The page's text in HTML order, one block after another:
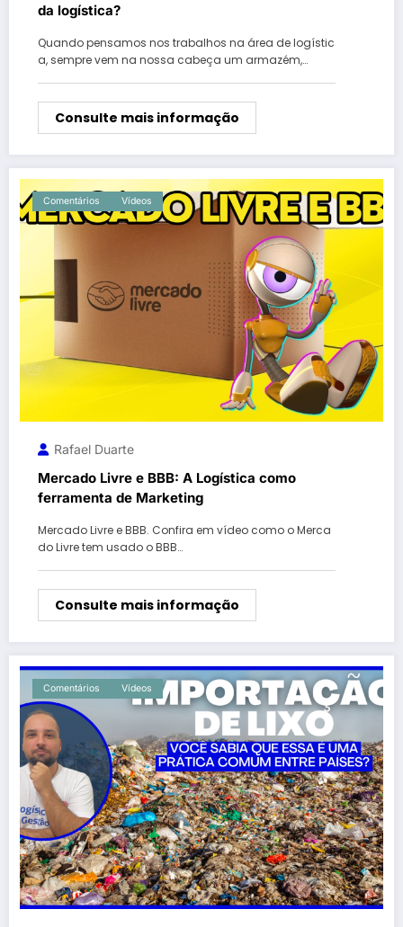
da logística?
Quando pensamos nos trabalhos na área de logístic
a, sempre vem na nossa cabeça um armazém,…
Consulte mais informação
Comentários Vídeos
Rafael Duarte
Mercado Livre e BBB: A Logística como
ferramenta de Marketing
Mercado Livre e BBB. Confira em vídeo como o Merca
do Livre tem usado o BBB…
Consulte mais informação
Comentários Vídeos